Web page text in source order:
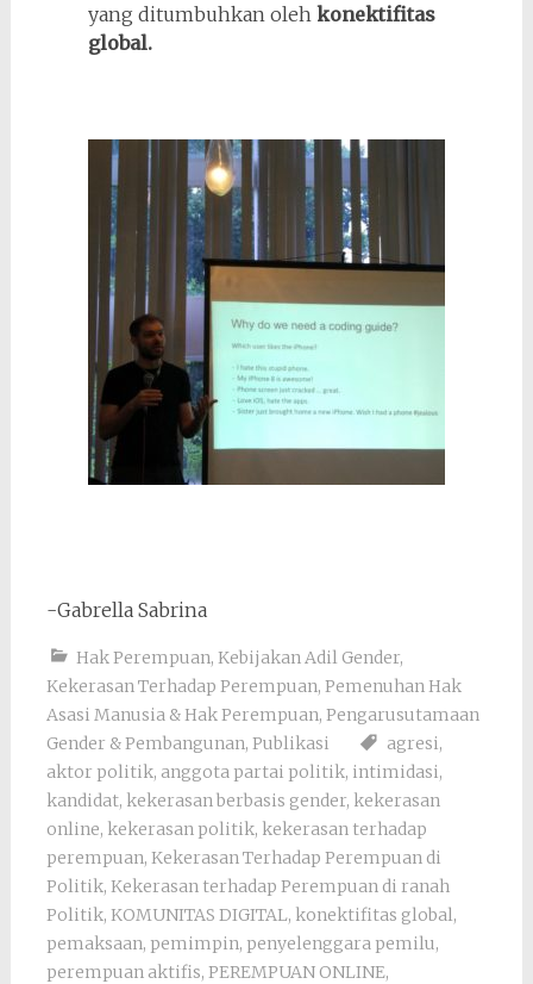
yang ditumbuhkan oleh konektifitas
global.
-Gabrella Sabrina
Hak Perempuan, Kebijakan Adil Gender,
Kekerasan Terhadap Perempuan, Pemenuhan Hak
Asasi Manusia & Hak Perempuan, Pengarusutamaan
Gender & Pembangunan, Publikasi agresi,
aktor politik, anggota partai politik, intimidasi,
kandidat, kekerasan berbasis gender, kekerasan
online, kekerasan politik, kekerasan terhadap
perempuan, Kekerasan Terhadap Perempuan di
Politik, Kekerasan terhadap Perempuan di ranah
Politik, KOMUNITAS DIGITAL, konektifitas global,
pemaksaan, pemimpin, penyelenggara pemilu,
perempuan aktifis, PEREMPUAN ONLINE,